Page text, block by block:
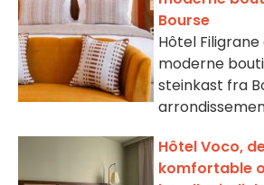
Bourse
Hôtel
moderne
steinkast fra
Hôtel Voco,
komfortable